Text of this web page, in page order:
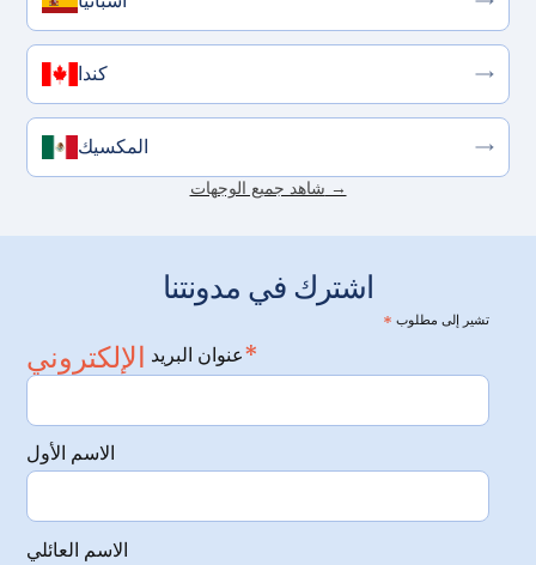
كندا
المكسيك
شاهد جميع الوجهات →
اشترك في مدونتنا
* تشير إلى مطلوب
عنوان البريدالإلكتروني*
الاسم الأول
الاسم العائلي